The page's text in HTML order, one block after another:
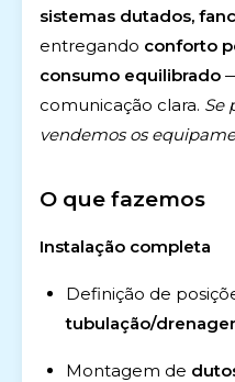
sistemas dutados,
entregando conforto
consumo equilibrado
comunicação clara. Se
vendemos os
O que fazemos
Instalação completa
Definição de
tubulação/
Montagem de